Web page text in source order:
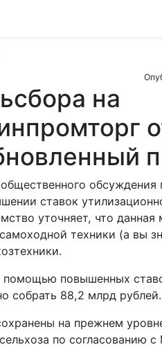
на
обсуждения
ставок
уточняет, что данная
техники (а вы
повышенных
собрать 88,2 млрд рублей.
на прежнем
по согласованию